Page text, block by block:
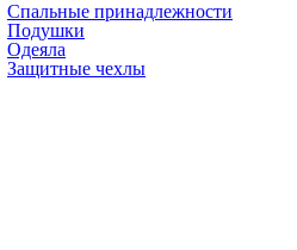
Спальные принадлежности
Подушки
Одеяла
Защитные чехлы